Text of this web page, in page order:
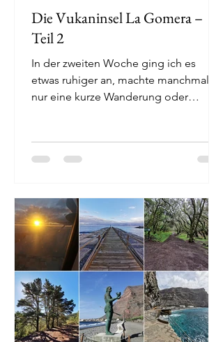
Die Vukaninsel La Gomera –
Teil 2
In der zweiten Woche ging ich es
etwas ruhiger an, machte manchmal
nur eine kurze Wanderung oder